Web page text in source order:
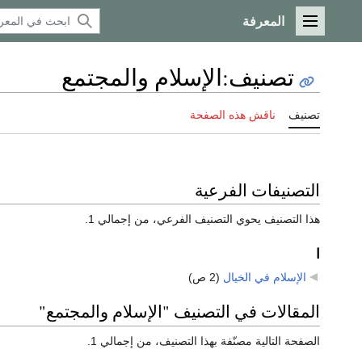
القائمة الرئيسية
المعرفة
تصنيف:الإسلام والمجتمع
تصنيف ناقش هذه الصفحة
التصنيفات الفرعية
هذا التصنيف يحوي التصنيف الفرعي، من إجمالي 1.
الإسلام في الخيال (2 ص)
المقالات في التصنيف "الإسلام والمجتمع"
الصفحة التالية مصنّفة بهذا التصنيف، من إجمالي 1.